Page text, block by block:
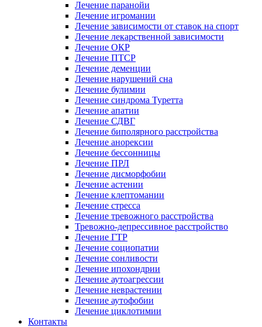
Лечение паранойи
Лечение игромании
Лечение зависимости от ставок на спорт
Лечение лекарственной зависимости
Лечение ОКР
Лечение ПТСР
Лечение деменции
Лечение нарушений сна
Лечение булимии
Лечение синдрома Туретта
Лечение апатии
Лечение СДВГ
Лечение биполярного расстройства
Лечение анорексии
Лечение бессонницы
Лечение ПРЛ
Лечение дисморфобии
Лечение астении
Лечение клептомании
Лечение стресса
Лечение тревожного расстройства
Тревожно-депрессивное расстройство
Лечение ГТР
Лечение социопатии
Лечение сонливости
Лечение ипохондрии
Лечение аутоагрессии
Лечение неврастении
Лечение аутофобии
Лечение циклотимии
Контакты